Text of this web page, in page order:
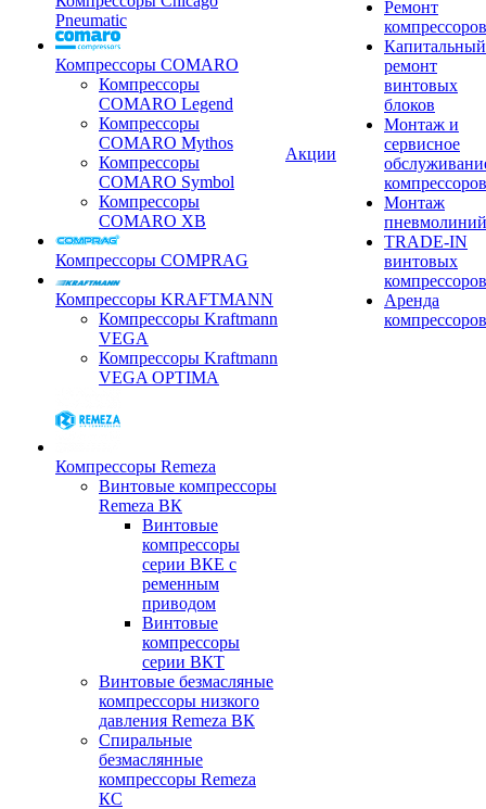
Pneumatic
Компрессоры COMARO
Компрессоры
COMARO Legend
Компрессоры
COMARO Mythos
Компрессоры
COMARO Symbol
Компрессоры
COMARO XB
Компрессоры COMPRAG
Компрессоры KRAFTMANN
Компрессоры Kraftmann
VEGA
Компрессоры Kraftmann
VEGA OPTIMA
Компрессоры Remeza
Винтовые компрессоры
Remeza ВК
Винтовые
компрессоры
серии ВКЕ с
ременным
приводом
Винтовые
компрессоры
серии ВКТ
Винтовые безмасляные
компрессоры низкого
давления Remeza ВК
Спиральные
безмаслянные
компрессоры Remeza
КС
Акции
Ремонт
компрессоров
Капитальный
ремонт
винтовых
блоков
Монтаж и
сервисное
компрессоров
Монтаж
пневмолиний
TRADE-IN
винтовых
компрессоров
Аренда
компрессоров